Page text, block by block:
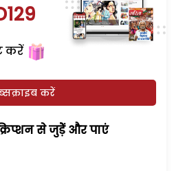
करें
करें
से जुड़ेें और पाएं